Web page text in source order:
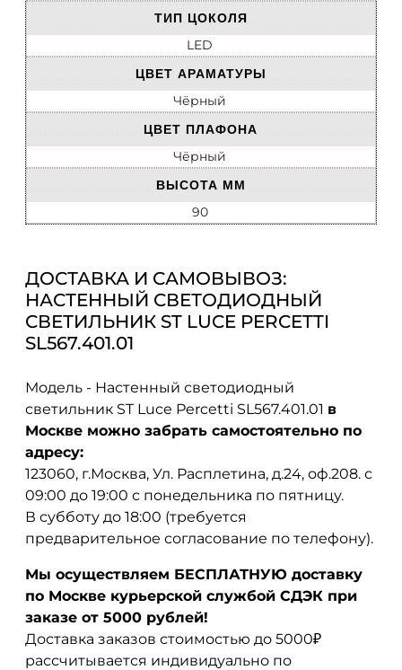
ТИП ЦОКОЛЯ
LED
ЦВЕТ АРАМАТУРЫ
Чёрный
ЦВЕТ ПЛАФОНА
Чёрный
ВЫСОТА ММ
90
ДОСТАВКА И САМОВЫВОЗ:
НАСТЕННЫЙ СВЕТОДИОДНЫЙ
СВЕТИЛЬНИК ST LUCE PERCETTI
SL567.401.01
Модель - Настенный светодиодный
светильник ST Luce Percetti SL567.401.01 в
Москве можно забрать самостоятельно по
адресу:
123060, г.Москва, Ул. Расплетина, д.24, оф.208. с
09:00 до 19:00 с понедельника по пятницу.
В субботу до 18:00 (требуется
предварительное согласование по телефону).
Мы осуществляем БЕСПЛАТНУЮ доставку
по Москве курьерской службой СДЭК при
заказе от 5000 рублей!
Доставка заказов стоимостью до 5000₽
рассчитывается индивидуально по